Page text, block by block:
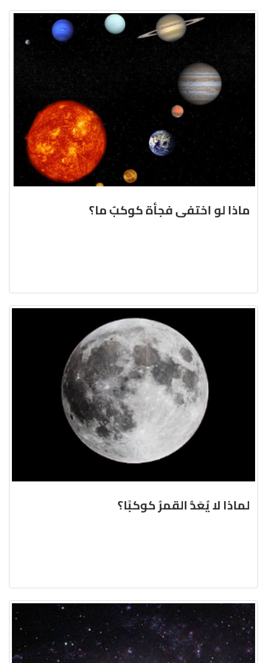
ماذا لو اختفى فجأة كوكبٌ ما؟
لماذا لا يُعَدُّ القمرُ كوكبًا؟